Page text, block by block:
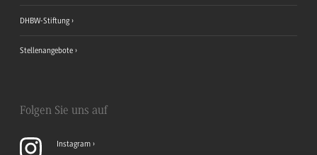
DHBW-Stiftung
Stellenangebote
Folgen Sie uns auf
Instagram